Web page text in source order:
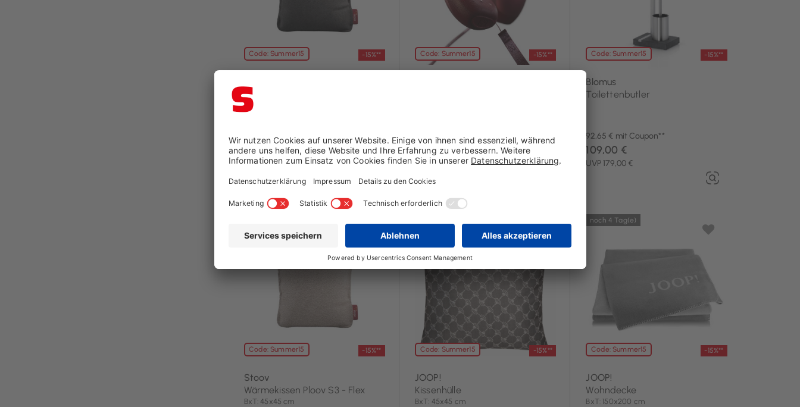
Code: Summer15 -15%**
Wärmekissen Ploov S3 - Flex
BxT: 45x45 cm
84,96 € mit Coupon**
99,95 €
Code: Summer15 -15%**
50,96 € mit Coupon**
59,95 €
Code: Summer15 -15%**
Blomus
Toilettenbutler
92,65 € mit Coupon**
UVP 179,00 €
109,00 €
Code: Summer15 -15%**
Stoov
Wärmekissen Ploov S3 - Flex
BxT: 45x45 cm
Code: Summer15 -15%**
JOOP!
Kissenhülle
BxT: 45x45 cm
Code: Summer15 -15%**
noch 4 Tag(e)
JOOP!
Wohndecke
BxT: 150x200 cm